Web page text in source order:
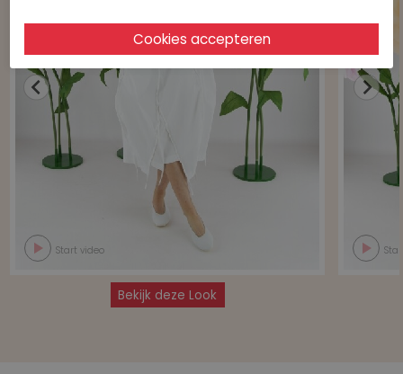
Start video
Bekijk deze Look